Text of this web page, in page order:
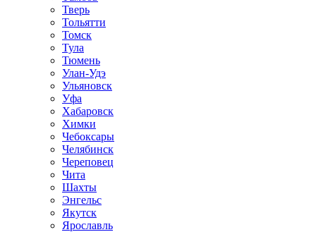
Тверь
Тольятти
Томск
Тула
Тюмень
Улан-Удэ
Ульяновск
Уфа
Хабаровск
Химки
Чебоксары
Челябинск
Череповец
Чита
Шахты
Энгельс
Якутск
Ярославль